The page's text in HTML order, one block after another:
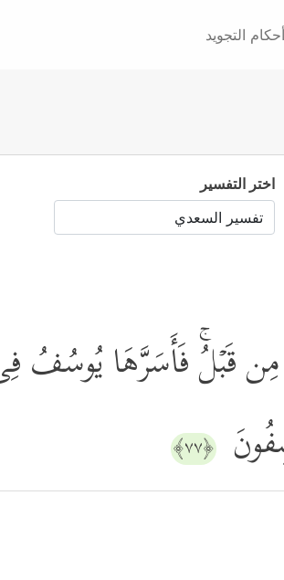
أحكام التجويد
اختر التفسير
قَبۡلُۚ فَأَسَرَّهَا یُوسُفُ
﴿٧٧﴾